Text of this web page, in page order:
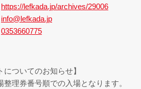
https://lefkada.jp/archives/29006
info@lefkada.jp
0353660775
についてのお知らせ】
整理券番号順での入場となります。